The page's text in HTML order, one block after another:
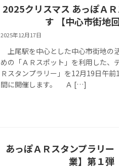
2025クリスマス あっぽＡ
す 【中心市街地
2025年12月17日
上尾駅を中心とした中心市街地の
めの「ＡＲスポット」を利用した、
Ｒスタンプラリー」を12月19日午
間に開催します。 Ａ […]
あっぽＡＲスタンプラリ
業】第１